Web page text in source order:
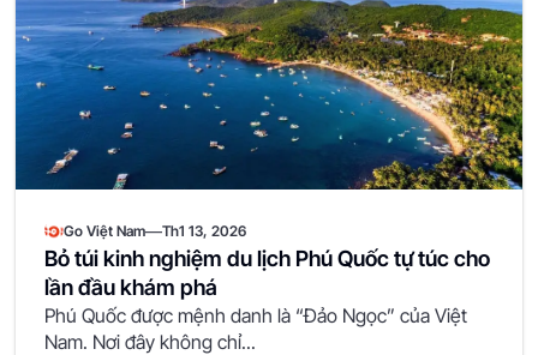
Go Việt Nam—Th1 13, 2026
Bỏ túi kinh nghiệm du lịch Phú Quốc tự túc cho
lần đầu khám phá
Phú Quốc được mệnh danh là “Đảo Ngọc” của Việt
Nam. Nơi đây không chỉ...